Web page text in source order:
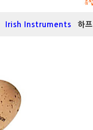
Irish Instruments 하프